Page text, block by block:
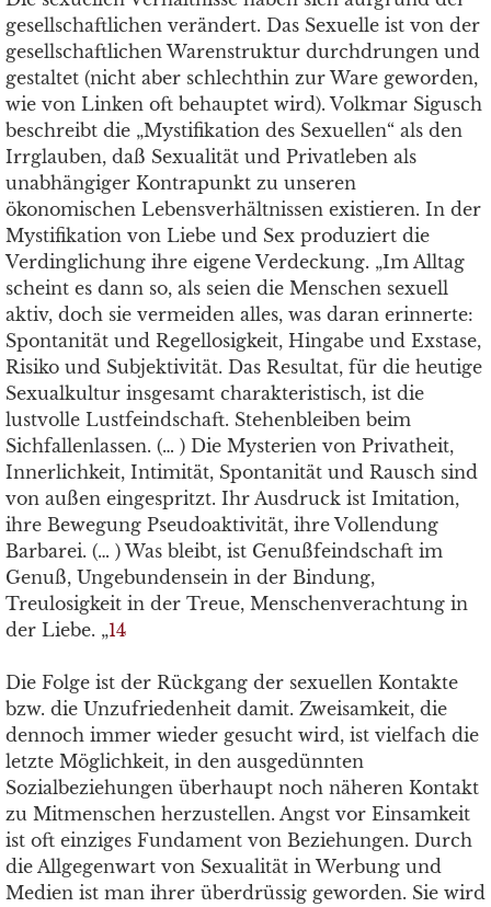
gesellschaftlichen verändert. Das Sexuelle ist von der
gesellschaftlichen Warenstruktur durchdrungen und
gestaltet (nicht aber schlechthin zur Ware geworden,
wie von Linken oft behauptet wird). Volkmar Sigusch
beschreibt die „Mystifikation des Sexuellen“ als den
Irrglauben, daß Sexualität und Privatleben als
unabhängiger Kontrapunkt zu unseren
ökonomischen Lebensverhältnissen existieren. In der
Mystifikation von Liebe und Sex produziert die
Verdinglichung ihre eigene Verdeckung. „Im Alltag
scheint es dann so, als seien die Menschen sexuell
aktiv, doch sie vermeiden alles, was daran erinnerte:
Spontanität und Regellosigkeit, Hingabe und Exstase,
Risiko und Subjektivität. Das Resultat, für die heutige
Sexualkultur insgesamt charakteristisch, ist die
lustvolle Lustfeindschaft. Stehenbleiben beim
Sichfallenlassen. (… ) Die Mysterien von Privatheit,
Innerlichkeit, Intimität, Spontanität und Rausch sind
von außen eingespritzt. Ihr Ausdruck ist Imitation,
ihre Bewegung Pseudoaktivität, ihre Vollendung
Barbarei. (… ) Was bleibt, ist Genußfeindschaft im
Genuß, Ungebundensein in der Bindung,
Treulosigkeit in der Treue, Menschenverachtung in
der Liebe. „14
Die Folge ist der Rückgang der sexuellen Kontakte
bzw. die Unzufriedenheit damit. Zweisamkeit, die
dennoch immer wieder gesucht wird, ist vielfach die
letzte Möglichkeit, in den ausgedünnten
Sozialbeziehungen überhaupt noch näheren Kontakt
zu Mitmenschen herzustellen. Angst vor Einsamkeit
ist oft einziges Fundament von Beziehungen. Durch
die Allgegenwart von Sexualität in Werbung und
Medien ist man ihrer überdrüssig geworden. Sie wird